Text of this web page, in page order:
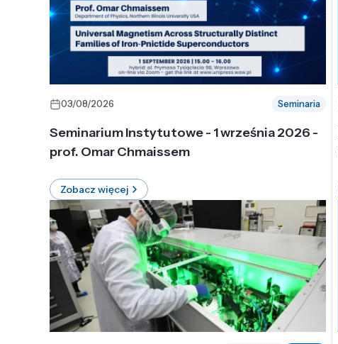
03/08/2026 Seminaria
Seminarium Instytutowe - 1 września 2026 -
prof. Omar Chmaissem
Zobacz więcej